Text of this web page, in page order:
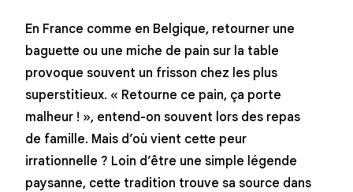
En France comme en Belgique, retourner une
baguette ou une miche de pain sur la table
provoque souvent un frisson chez les plus
superstitieux. « Retourne ce pain, ça porte
malheur ! », entend-on souvent lors des repas
de famille. Mais d’où vient cette peur
irrationnelle ? Loin d’être une simple légende
paysanne, cette tradition trouve sa source dans